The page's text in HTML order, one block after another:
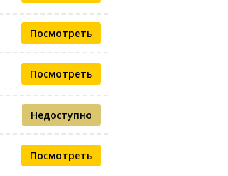
Посмотреть
Посмотреть
Недоступно
Посмотреть